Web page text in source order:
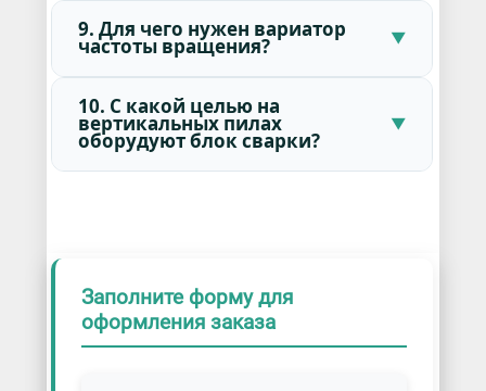
9. Для чего нужен вариатор
частоты вращения?
10. С какой целью на
вертикальных пилах
оборудуют блок сварки?
Заполните форму для
оформления заказа